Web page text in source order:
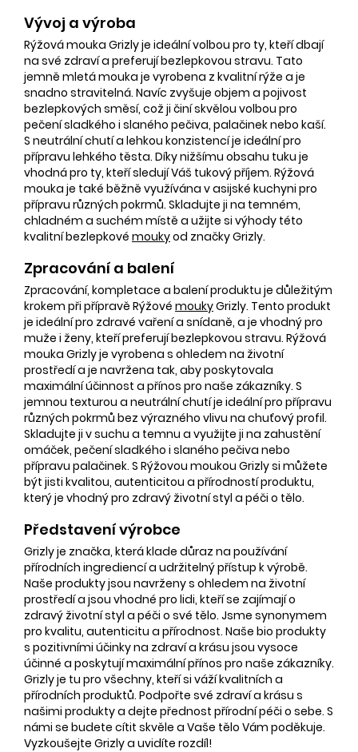
Vývoj a výroba
Rýžová mouka Grizly je ideální volbou pro ty, kteří dbají
na své zdraví a preferují bezlepkovou stravu. Tato
jemně mletá mouka je vyrobena z kvalitní rýže a je
snadno stravitelná. Navíc zvyšuje objem a pojivost
bezlepkových směsí, což ji činí skvělou volbou pro
pečení sladkého i slaného pečiva, palačinek nebo kaší.
S neutrální chutí a lehkou konzistencí je ideální pro
přípravu lehkého těsta. Díky nižšímu obsahu tuku je
vhodná pro ty, kteří sledují Váš tukový příjem. Rýžová
mouka je také běžně využívána v asijské kuchyni pro
přípravu různých pokrmů. Skladujte ji na temném,
chladném a suchém místě a užijte si výhody této
kvalitní bezlepkové moukyod značky Grizly.
Zpracování a balení
Zpracování, kompletace a balení produktu je důležitým
krokem při přípravě Rýžové moukyGrizly. Tento produkt
je ideální pro zdravé vaření a snídaně, a je vhodný pro
muže i ženy, kteří preferují bezlepkovou stravu. Rýžová
mouka Grizly je vyrobena s ohledem na životní
prostředí a je navržena tak, aby poskytovala
maximální účinnost a přínos pro naše zákazníky. S
jemnou texturou a neutrální chutí je ideální pro přípravu
různých pokrmů bez výrazného vlivu na chuťový profil.
Skladujte ji v suchu a temnu a využijte ji na zahustění
omáček, pečení sladkého i slaného pečiva nebo
přípravu palačinek. S Rýžovou moukou Grizly si můžete
být jisti kvalitou, autenticitou a přírodností produktu,
který je vhodný pro zdravý životní styl a péči o tělo.
Představení výrobce
Grizly je značka, která klade důraz na používání
přírodních ingrediencí a udržitelný přístup k výrobě.
Naše produkty jsou navrženy s ohledem na životní
prostředí a jsou vhodné pro lidi, kteří se zajímají o
zdravý životní styl a péči o své tělo. Jsme synonymem
pro kvalitu, autenticitu a přírodnost. Naše bio produkty
s pozitivními účinky na zdraví a krásu jsou vysoce
účinné a poskytují maximální přínos pro naše zákazníky.
Grizly je tu pro všechny, kteří si váží kvalitních a
přírodních produktů. Podpořte své zdraví a krásu s
našimi produkty a dejte přednost přírodní péči o sebe. S
námi se budete cítit skvěle a Vaše tělo Vám poděkuje.
Vyzkoušejte Grizly a uvidíte rozdíl!